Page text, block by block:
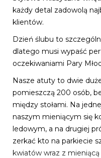
każdy detal zadowolą
klientów.
Dzień ślubu to
dlatego musi wypaść
oczekiwaniami Pary
Nasze atuty to dwie
pomieszczą 200 osób,
między stołami. Na
naszym mieniącym się
ledowym, a na drugiej
zerkać kto na parkiecie
kwiatów wraz z